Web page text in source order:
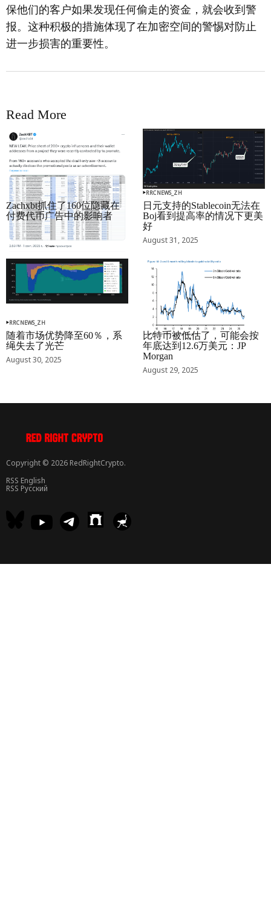
保他们的客户如果发现任何偷走的资金，就会收到警
报。这种积极的措施体现了在加密空间的警惕对防止
进一步损害的重要性。
Read More
RRCNEWS_ZH
Zachxbt抓住了160位隐藏在
付费代币广告中的影响者
September 01, 2025
RRCNEWS_ZH
日元支持的Stablecoin无法在
Boj看到提高率的情况下更美
好
August 31, 2025
RRCNEWS_ZH
随着市场优势降至60％，系
绳失去了光芒
August 30, 2025
RRCNEWS_ZH
比特币被低估了，可能会按
年底达到12.6万美元：JP
Morgan
August 29, 2025
Copyright © 2026 RedRightCrypto.
RSS English
RSS Русский